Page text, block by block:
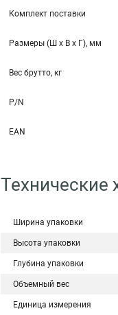
Комплект поставки
Размеры (Ш x В x Г), мм
Вес брутто, кг
P/N
EAN
Технические
Ширина упаковки
Высота упаковки
Глубина упаковки
Объемный вес
Единица измерения